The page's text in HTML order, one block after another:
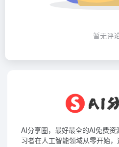
暂无评
AI分享圈，最好最全的AI免费
习者在人工智能领域从零开始